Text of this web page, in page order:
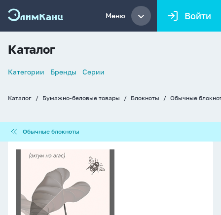
Меню Войти
Каталог
Список
Категории Бренды Серии
Каталог Бумажно-беловые товары Блокноты Обычные
блокноты
Обычные блокноты
Блокнот
"Гармония"
клетка,
мат.лам.